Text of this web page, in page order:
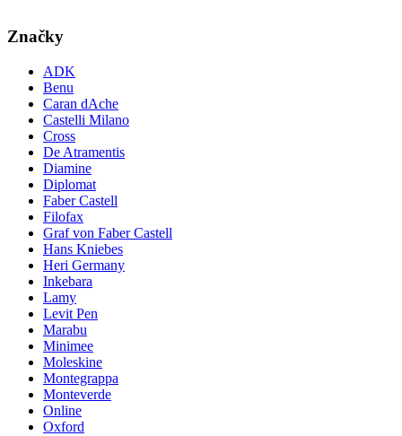
Značky
ADK
Benu
Caran dAche
Castelli Milano
Cross
De Atramentis
Diamine
Diplomat
Faber Castell
Filofax
Graf von Faber Castell
Hans Kniebes
Heri Germany
Inkebara
Lamy
Levit Pen
Marabu
Minimee
Moleskine
Montegrappa
Monteverde
Online
Oxford